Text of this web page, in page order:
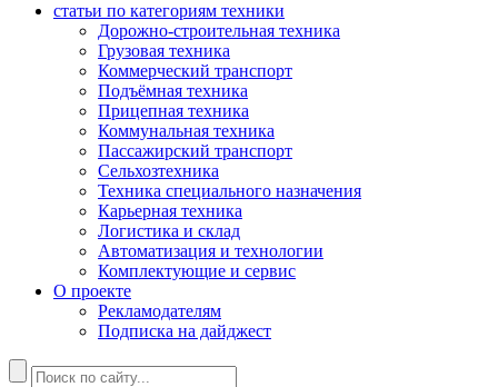
статьи по категориям техники
Дорожно-строительная техника
Грузовая техника
Коммерческий транспорт
Подъёмная техника
Прицепная техника
Коммунальная техника
Пассажирский транспорт
Сельхозтехника
Техника специального назначения
Карьерная техника
Логистика и склад
Автоматизация и технологии
Комплектующие и сервис
О проекте
Рекламодателям
Подписка на дайджест